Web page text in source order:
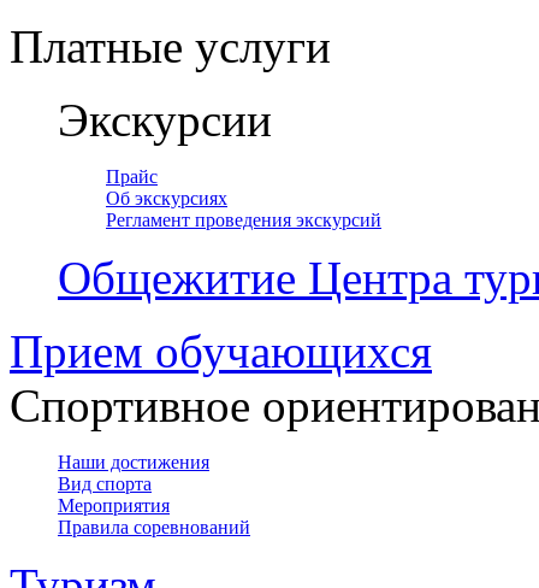
Платные услуги
Экскурсии
Прайс
Об экскурсиях
Регламент проведения экскурсий
Общежитие Центра
Прием обучающихся
Спортивное
Наши достижения
Вид спорта
Мероприятия
Правила соревнований